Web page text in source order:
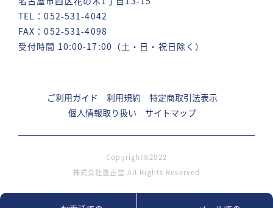
TEL：052-531-4042
FAX：052-531-4098
受付時間 10:00-17:00（土・日・祝日除く）
ご利用ガイド 利用規約
特定商取引法表示
個人情報取り扱い
サイトマップ
Copyright©2022
株式会社豊正堂 All Rights Reserved